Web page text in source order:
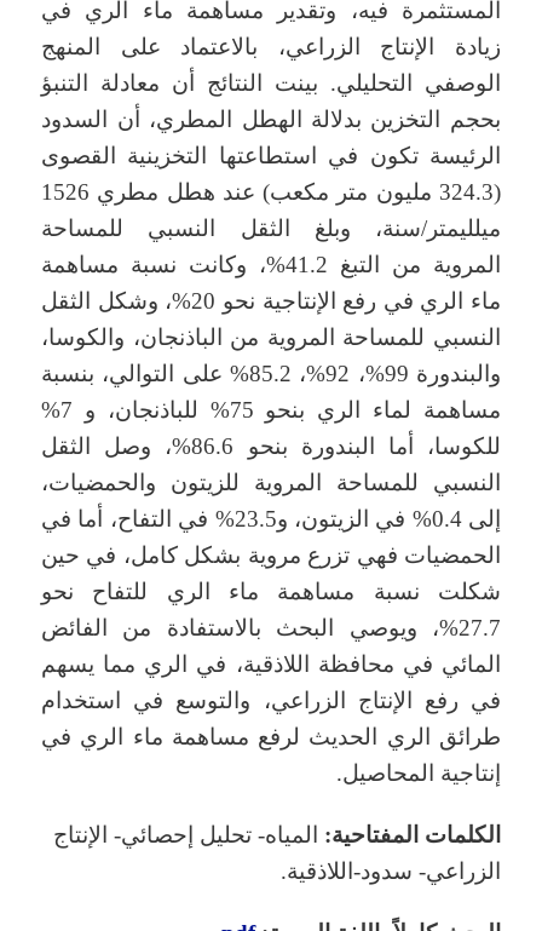
المستثمرة فيه، وتقدير مساهمة ماء الري في
زيادة الإنتاج الزراعي، بالاعتماد على المنهج
الوصفي التحليلي. بينت النتائج أن معادلة التنبؤ
بحجم التخزين بدلالة الهطل المطري، أن السدود
الرئيسة تكون في استطاعتها التخزينية القصوى
(324.3 مليون متر مكعب) عند هطل مطري 1526
ميلليمتر/سنة، وبلغ الثقل النسبي للمساحة
المروية من التبغ 41.2%، وكانت نسبة مساهمة
ماء الري في رفع الإنتاجية نحو 20%، وشكل الثقل
النسبي للمساحة المروية من الباذنجان، والكوسا،
والبندورة 99%، 92%، 85.2% على التوالي، بنسبة
مساهمة لماء الري بنحو 75% للباذنجان، و 7%
للكوسا، أما البندورة بنحو 86.6%، وصل الثقل
النسبي للمساحة المروية للزيتون والحمضيات،
إلى 0.4% في الزيتون، و23.5% في التفاح، أما في
الحمضيات فهي تزرع مروية بشكل كامل، في حين
شكلت نسبة مساهمة ماء الري للتفاح نحو
27.7%، ويوصي البحث بالاستفادة من الفائض
المائي في محافظة اللاذقية، في الري مما يسهم
في رفع الإنتاج الزراعي، والتوسع في استخدام
طرائق الري الحديث لرفع مساهمة ماء الري في
إنتاجية المحاصيل.
الكلمات المفتاحية:
المياه- تحليل إحصائي- الإنتاج
الزراعي- سدود-اللاذقية.